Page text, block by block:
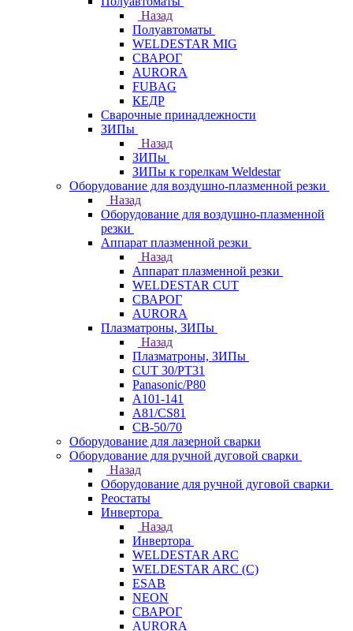
Назад
Полуавтоматы
WELDESTAR MIG
СВАРОГ
AURORA
FUBAG
КЕДР
Сварочные принадлежности
ЗИПы
Назад
ЗИПы
ЗИПы к горелкам Weldestar
Оборудование для воздушно-плазменной резки
Назад
Оборудование для воздушно-плазменной
резки
Аппарат плазменной резки
Назад
Аппарат плазменной резки
WELDESTAR CUT
СВАРОГ
AURORA
Плазматроны, ЗИПы
Назад
Плазматроны, ЗИПы
CUT 30/PT31
Panasonic/P80
А101-141
А81/CS81
СВ-50/70
Оборудование для лазерной сварки
Оборудование для ручной дуговой сварки
Назад
Оборудование для ручной дуговой сварки
Реостаты
Инвертора
Назад
Инвертора
WELDESTAR ARC
WELDESTAR ARC (С)
ESAB
NEON
СВАРОГ
AURORA